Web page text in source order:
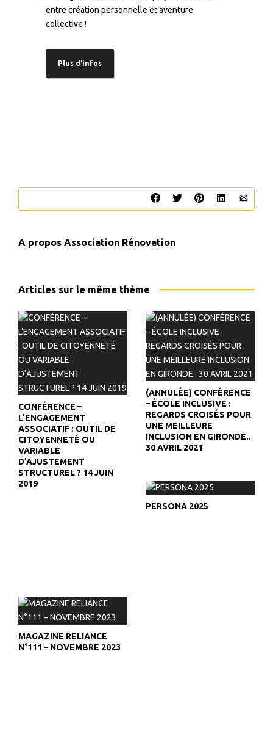
entre création personnelle et aventure
collective !
Plus d’infos
A propos Association Rénovation
Articles sur le même thème
CONFÉRENCE –
L’ENGAGEMENT
ASSOCIATIF : OUTIL DE
CITOYENNETÉ OU
VARIABLE
D’AJUSTEMENT
STRUCTUREL ? 14 JUIN
2019
(ANNULÉE) CONFÉRENCE
– ÉCOLE INCLUSIVE :
REGARDS CROISÉS POUR
UNE MEILLEURE
INCLUSION EN GIRONDE..
30 AVRIL 2021
PERSONA 2025
MAGAZINE RELIANCE
N°111 – NOVEMBRE 2023